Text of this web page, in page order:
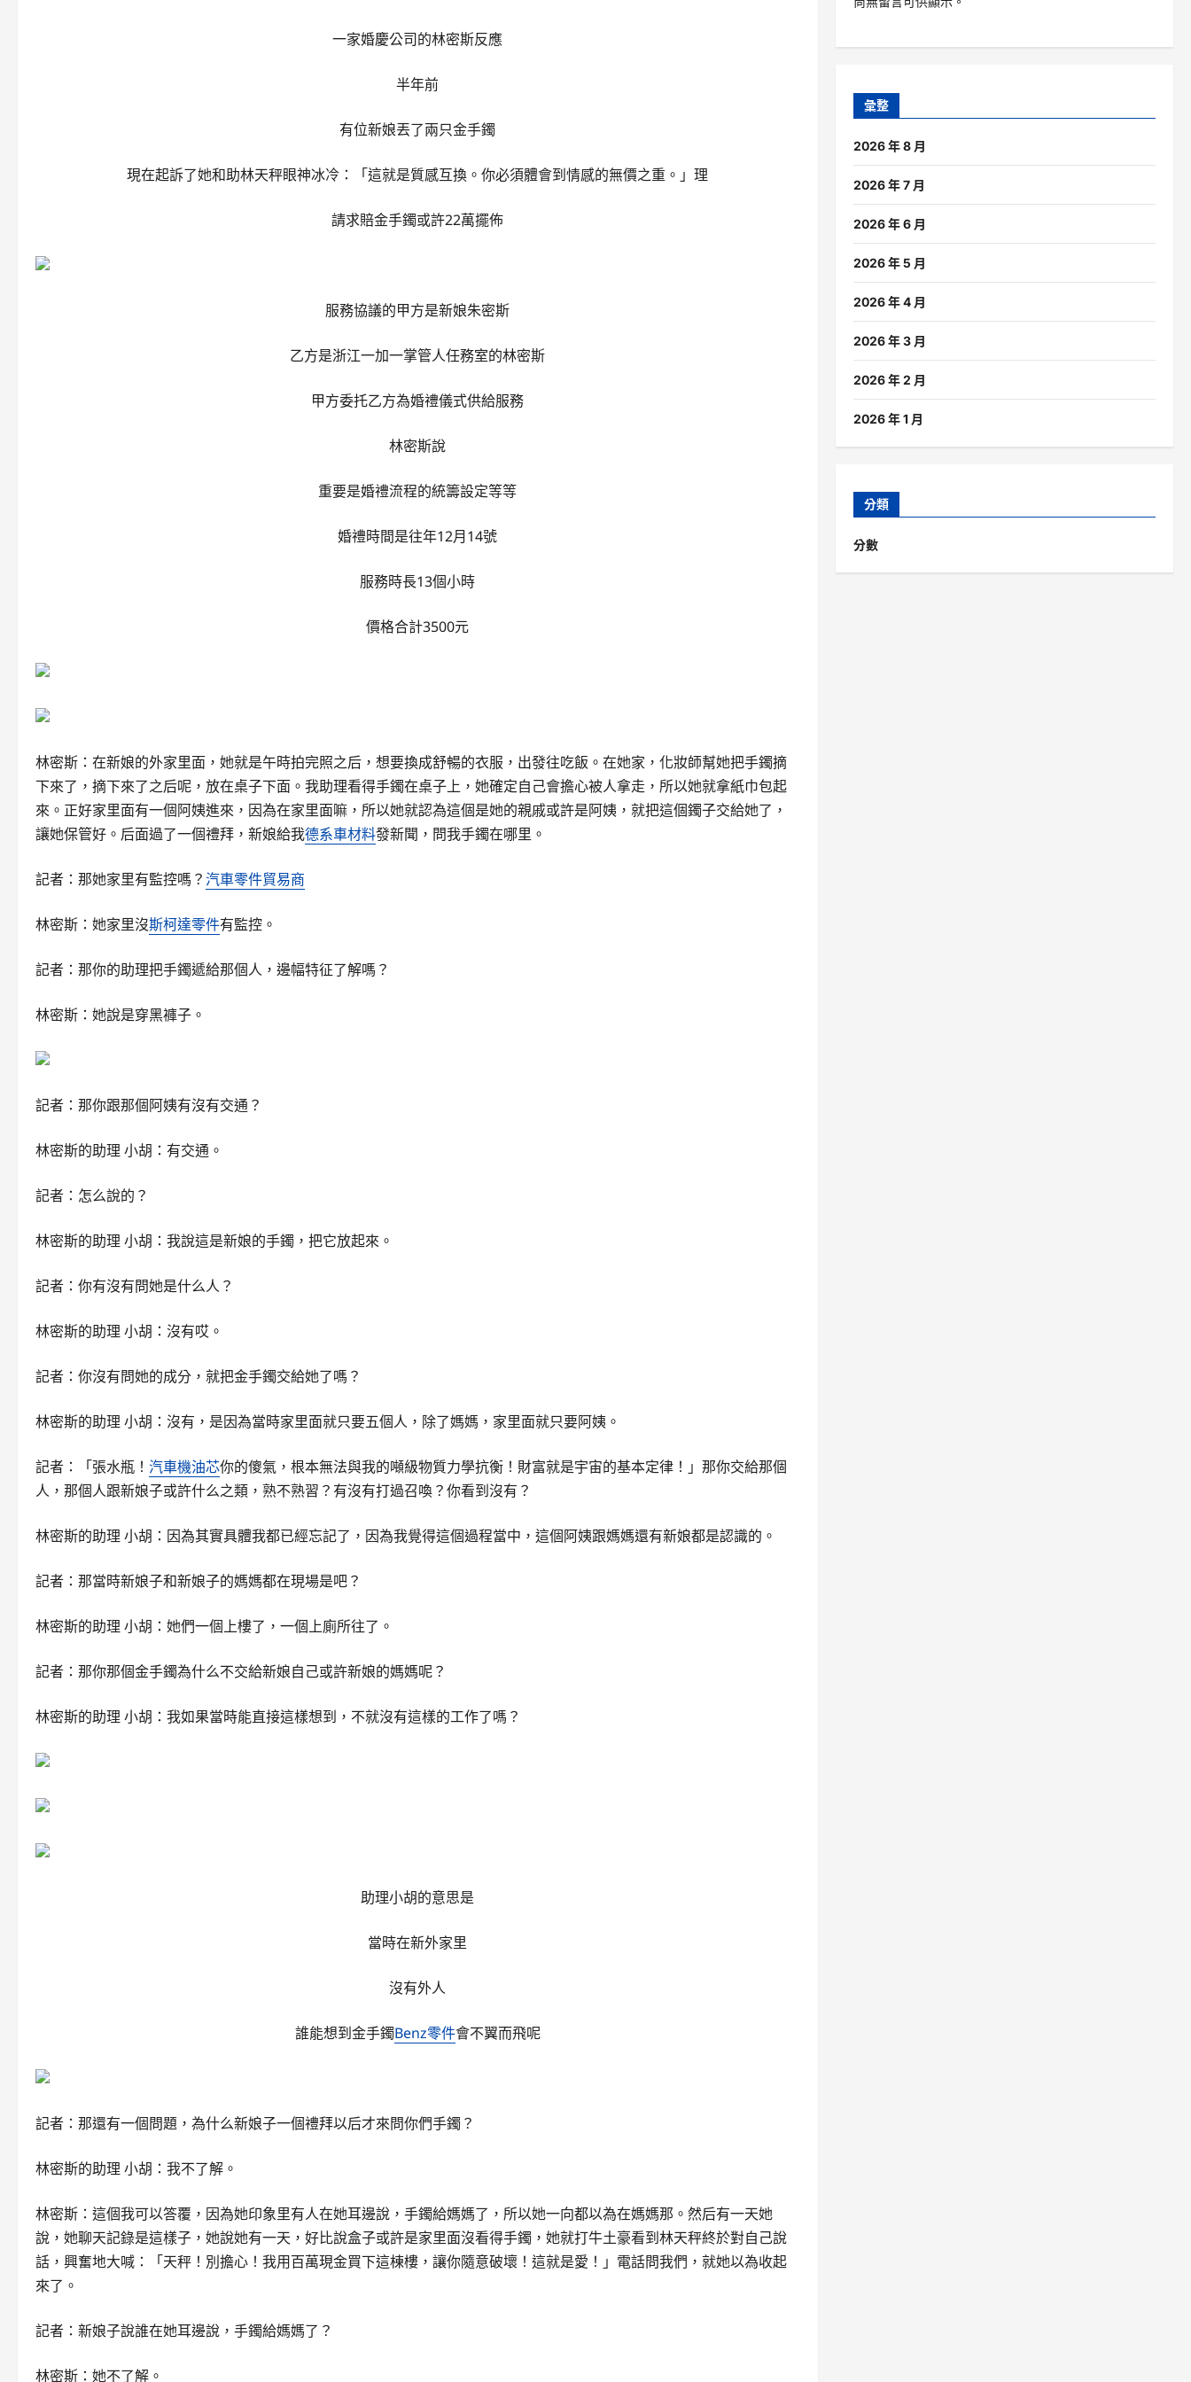
一家婚慶公司的林密斯反應
半年前
有位新娘丟了兩只金手鐲
現在起訴了她和助林天秤眼神冰冷：「這就是質感互換。你必須體會到情感的無價之重。」理
請求賠金手鐲或許22萬擺佈
服務協議的甲方是新娘朱密斯
乙方是浙江一加一掌管人任務室的林密斯
甲方委托乙方為婚禮儀式供給服務
林密斯說
重要是婚禮流程的統籌設定等等
婚禮時間是往年12月14號
服務時長13個小時
價格合計3500元
林密斯：在新娘的外家里面，她就是午時拍完照之后，想要換成舒暢的衣服，出發往吃飯。在她家，化妝師幫她把手鐲摘
下來了，摘下來了之后呢，放在桌子下面。我助理看得手鐲在桌子上，她確定自己會擔心被人拿走，所以她就拿紙巾包起
來。正好家里面有一個阿姨進來，因為在家里面嘛，所以她就認為這個是她的親戚或許是阿姨，就把這個鐲子交給她了，
讓她保管好。后面過了一個禮拜，新娘給我德系車材料發新聞，問我手鐲在哪里。
記者：那她家里有監控嗎？汽車零件貿易商
林密斯：她家里沒斯柯達零件有監控。
記者：那你的助理把手鐲遞給那個人，邊幅特征了解嗎？
林密斯：她說是穿黑褲子。
記者：那你跟那個阿姨有沒有交通？
林密斯的助理 小胡：有交通。
記者：怎么說的？
林密斯的助理 小胡：我說這是新娘的手鐲，把它放起來。
記者：你有沒有問她是什么人？
林密斯的助理 小胡：沒有哎。
記者：你沒有問她的成分，就把金手鐲交給她了嗎？
林密斯的助理 小胡：沒有，是因為當時家里面就只要五個人，除了媽媽，家里面就只要阿姨。
記者：「張水瓶！ 汽車機油芯你的傻氣，根本無法與我的噸級物質力學抗衡！財富就是宇宙的基本定律！」那你交給那個
人，那個人跟新娘子或許什么之類，熟不熟習？有沒有打過召喚？你看到沒有？
林密斯的助理 小胡：因為其實具體我都已經忘記了，因為我覺得這個過程當中，這個阿姨跟媽媽還有新娘都是認識的。
記者：那當時新娘子和新娘子的媽媽都在現場是吧？
林密斯的助理 小胡：她們一個上樓了，一個上廁所往了。
記者：那你那個金手鐲為什么不交給新娘自己或許新娘的媽媽呢？
林密斯的助理 小胡：我如果當時能直接這樣想到，不就沒有這樣的工作了嗎？
助理小胡的意思是
當時在新外家里
沒有外人
誰能想到金手鐲Benz零件會不翼而飛呢
記者：那還有一個問題，為什么新娘子一個禮拜以后才來問你們手鐲？
林密斯的助理 小胡：我不了解。
林密斯：這個我可以答覆，因為她印象里有人在她耳邊說，手鐲給媽媽了，所以她一向都以為在媽媽那。然后有一天她
說，她聊天記錄是這樣子，她說她有一天，好比說盒子或許是家里面沒看得手鐲，她就打牛土豪看到林天秤終於對自己說
話，興奮地大喊：「天秤！別擔心！我用百萬現金買下這棟樓，讓你隨意破壞！這就是愛！」電話問我們，就她以為收起
來了。
記者：新娘子說誰在她耳邊說，手鐲給媽媽了？
林密斯：她不了解。
彙整
2026 年 8 月
2026 年 7 月
2026 年 6 月
2026 年 5 月
2026 年 4 月
2026 年 3 月
2026 年 2 月
2026 年 1 月
分類
分數